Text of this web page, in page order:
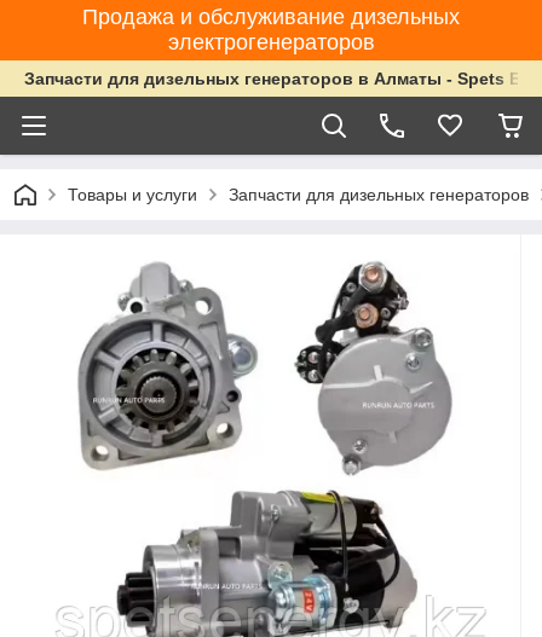
Продажа и обслуживание дизельных
электрогенераторов
Запчасти для дизельных генераторов в Алматы - Spets
Товары и услуги Запчасти для дизельных генераторов